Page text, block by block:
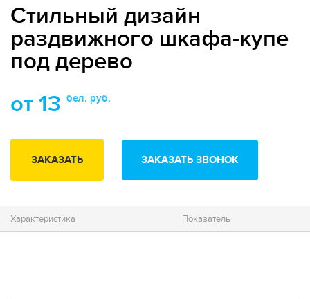
Стильный дизайн
раздвижного шкафа-купе
под дерево
от 13 бел. руб.
ЗАКАЗАТЬ ЗАКАЗАТЬ ЗВОНОК
Характеристика Показатель